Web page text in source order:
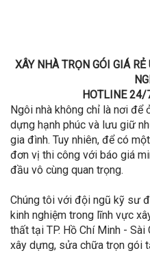
XÂY NHÀ TRỌN GÓI GIÁ
HOTLINE
Ngôi nhà không chỉ là nơi để
dựng hạnh phúc và lưu giữ
gia đình. Tuy nhiên, để có
đơn vị thi công với báo giá
đầu vô cùng quan trọng.
Chúng tôi với đội ngũ kỹ sư
kinh nghiệm trong lĩnh vực
thất tại TP. Hồ Chí Minh - Sài
xây dựng, sửa chữa trọn gói